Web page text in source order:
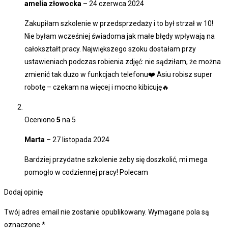
amelia złowocka – 24 czerwca 2024
Zakupiłam szkolenie w przedsprzedaży i to był strzał w 10!
Nie byłam wcześniej świadoma jak małe błędy wpływają na
całokształt pracy. Największego szoku dostałam przy
ustawieniach podczas robienia zdjęć: nie sądziłam, że można
zmienić tak dużo w funkcjach telefonu❤️ Asiu robisz super
robotę – czekam na więcej i mocno kibicuję🔥
Oceniono 5 na 5
Marta – 27 listopada 2024
Bardziej przydatne szkolenie żeby się doszkolić, mi mega
pomogło w codziennej pracy! Polecam
Dodaj opinię
Twój adres email nie zostanie opublikowany. Wymagane pola są
oznaczone *